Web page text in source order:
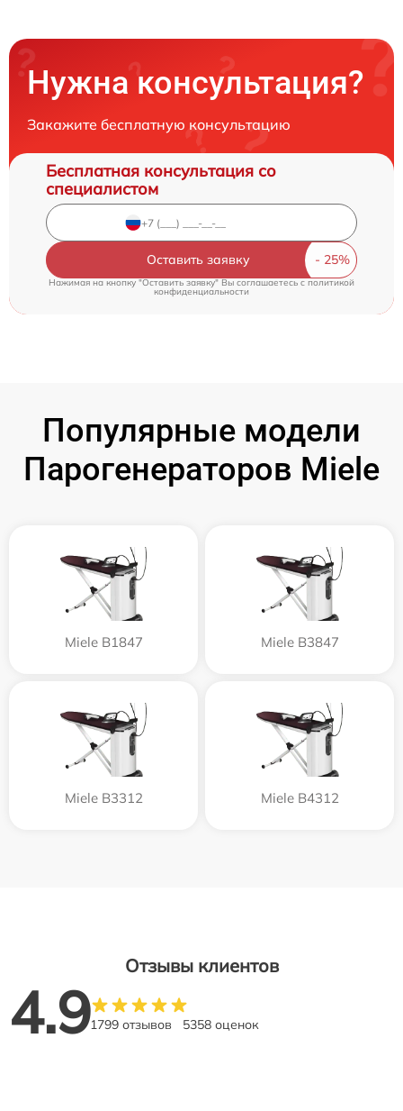
Нужна консультация?
Закажите бесплатную консультацию
Бесплатная консультация со
специалистом
Оставить заявку
Нажимая на кнопку "Оставить заявку" Вы соглашаетесь cполитикой
конфиденциальности
Популярные модели
Парогенераторов Miele
Miele B1847 Miele B3847
Miele B3312 Miele B4312
Отзывы клиентов
4.91799 отзывов 5358 оценок